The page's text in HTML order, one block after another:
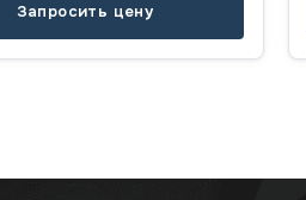
Запросить цену